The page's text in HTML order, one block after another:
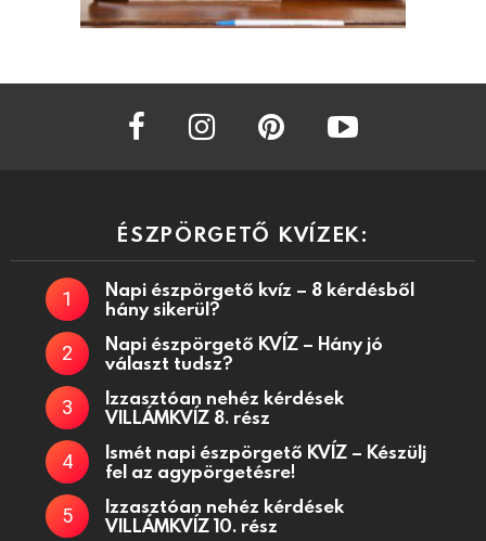
facebook instagram
ÉSZPÖRGETŐ KVÍZEK:
Napi észpörgető kvíz – 8 kérdésből
hány sikerül?
Napi észpörgető KVÍZ – Hány jó
választ tudsz?
Izzasztóan nehéz kérdések
VILLÁMKVÍZ 8. rész
Ismét napi észpörgető KVÍZ – Készülj
fel az agypörgetésre!
Izzasztóan nehéz kérdések
VILLÁMKVÍZ 10. rész